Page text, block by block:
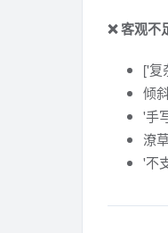
❌ 客观不
['复
倾
'手
潦
'不